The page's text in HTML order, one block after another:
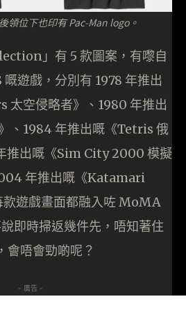
領位下也印有 Pac-Man logo。
」有 5 款圖案，有嚟自
嘅遊戲，分別有 1978 年推出
太空侵略者》、1980 年推出
、1984 年推出嘅《Tetris 俄
推出嘅《Sim City 2000 模擬
年推出嘅《Katamari
遊戲畫面都融入咗 MoMA
即時掃返幾件先，唔知著住
會唔會勁啲呢？
- 廣告 -